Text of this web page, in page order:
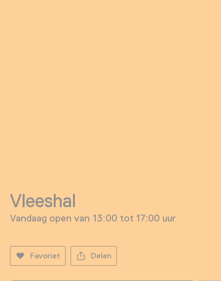
Vleeshal
Vandaag open van 13:00 tot 17:00 uur
Favoriet Delen